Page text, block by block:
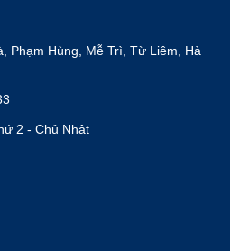
Phạm Hùng, Mễ Trì, Từ Liêm, Hà
2 - Chủ Nhật